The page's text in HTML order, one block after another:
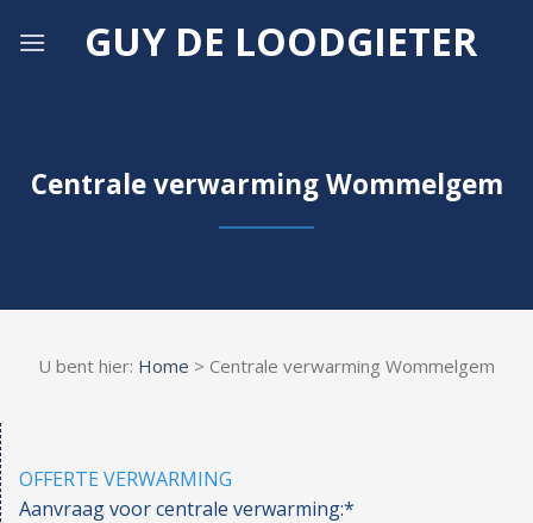
GUY DE LOODGIETER
Centrale verwarming Wommelgem
U bent hier: Home > Centrale verwarming Wommelgem
OFFERTE VERWARMING
Aanvraag voor centrale verwarming:*